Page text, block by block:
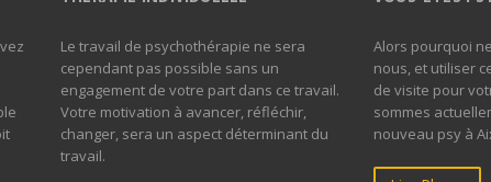
Le travail de psychothérapie ne sera
cependant pas possible sans un
engagement de votre part dans ce travail.
Votre motivation à avancer, réfléchir,
changer, sera un aspect déterminant du
travail.
Alors pourquoi
nous, et utiliser
de visite pour
sommes
nouveau psy à